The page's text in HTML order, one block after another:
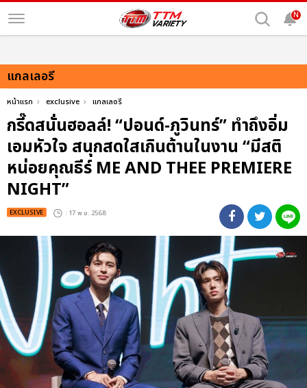
N
แกลเลอรี
หน้าแรก exclusive แกลเลอรี
กรี๊ดสนั่นฮอลล์! “ปอนด์-ภูวินทร์” ทำถึงอิ่ม
เอมหัวใจ สนุกสดใสเกินต้านในงาน “มีสติ
หน่อยคุณธีร์ ME AND THEE PREMIERE
NIGHT”
EXCLUSIVE : 17 พ.ย. 2568